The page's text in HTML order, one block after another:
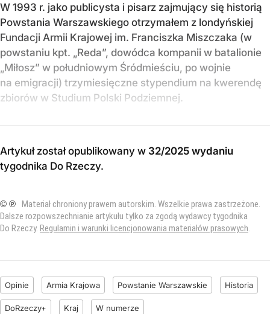
W 1993 r. jako publicysta i pisarz zajmujący się historią
Powstania Warszawskiego otrzymałem z londyńskiej
Fundacji Armii Krajowej im. Franciszka Miszczaka (w
powstaniu kpt. „Reda”, dowódca kompanii w batalionie
„Miłosz” w południowym Śródmieściu, po wojnie
na emigracji) trzymiesięczne stypendium na kwerendę
zbiorów w Studium Polski Podziemnej.
Artykuł został opublikowany w 32/2025 wydaniu
tygodnika Do Rzeczy.
© ℗ Materiał chroniony prawem autorskim. Wszelkie prawa zastrzeżone.
Dalsze rozpowszechnianie artykułu tylko za zgodą wydawcy tygodnika
Do Rzeczy. Regulamin i warunki licencjonowania materiałów prasowych
Opinie Armia Krajowa Powstanie Warszawskie Historia
DoRzeczy+ Kraj W numerze